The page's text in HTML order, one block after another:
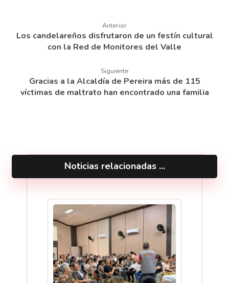
Anterior
Los candelareños disfrutaron de un festín cultural
con la Red de Monitores del Valle
Siguiente
Gracias a la Alcaldía de Pereira más de 115
víctimas de maltrato han encontrado una familia
Noticias relacionadas ...